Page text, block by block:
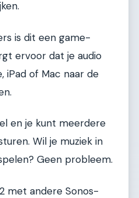
is dit een game-
ervoor dat je audio
iPad of Mac naar de
en je kunt meerdere
Wil je muziek in
Geen probleem.
met andere Sonos-